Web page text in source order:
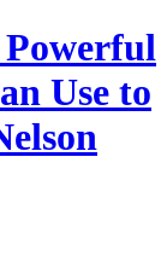
Use to